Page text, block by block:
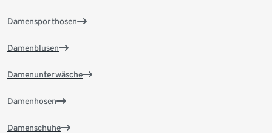
Damensporthosen
Damenblusen
Damenunterwäsche
Damenhosen
Damenschuhe